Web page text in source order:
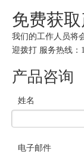
免费获
我们的工作人员将
迎拨打 服务热线：
产品咨询
姓名
电子邮件